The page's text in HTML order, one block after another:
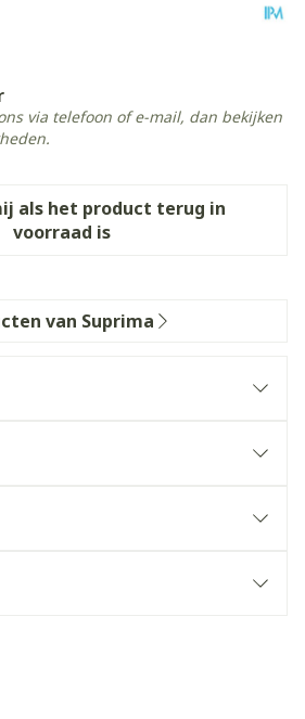
als het product terug in
voorraad is
via telefoon of e-mail, dan bekijken
van Suprima